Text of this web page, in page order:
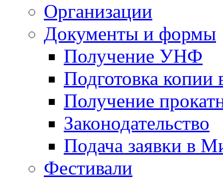
Организации
Документы и формы
Получение УНФ
Подготовка копии
Получение
Законодательство
Подача заявки в
Фестивали